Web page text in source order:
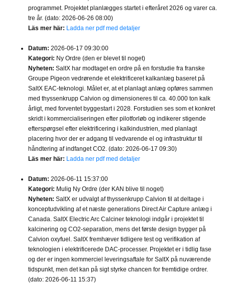
programmet. Projektet planlægges startet i efteråret 2026 og varer ca.
tre år. (dato: 2026-06-26 08:00)
Läs mer här: Ladda ner pdf med detaljer
Datum: 2026-06-17 09:30:00
Kategori: Ny Ordre (den er blevet til noget)
Nyheten: SaltX har modtaget en ordre på en forstudie fra franske
Groupe Pigeon vedrørende et elektrificeret kalkanlæg baseret på
SaltX EAC-teknologi. Målet er, at et planlagt anlæg opføres sammen
med thyssenkrupp Calvion og dimensioneres til ca. 40.000 ton kalk
årligt, med forventet byggestart i 2028. Forstudien ses som et konkret
skridt i kommercialiseringen efter pilotforløb og indikerer stigende
efterspørgsel efter elektrificering i kalkindustrien, med planlagt
placering hvor der er adgang til vedvarende el og infrastruktur til
håndtering af indfanget CO2. (dato: 2026-06-17 09:30)
Läs mer här: Ladda ner pdf med detaljer
Datum: 2026-06-11 15:37:00
Kategori: Mulig Ny Ordre (der KAN blive til noget)
Nyheten: SaltX er udvalgt af thyssenkrupp Calvion til at deltage i
konceptudvikling af et næste generations Direct Air Capture anlæg i
Canada. SaltX Electric Arc Calciner teknologi indgår i projektet til
kalcinering og CO2-separation, mens det første design bygger på
Calvion oxyfuel. SaltX fremhæver tidligere test og verifikation af
teknologien i elektrificerede DAC-processer. Projektet er i tidlig fase
og der er ingen kommerciel leveringsaftale for SaltX på nuværende
tidspunkt, men det kan på sigt styrke chancen for fremtidige ordrer.
(dato: 2026-06-11 15:37)